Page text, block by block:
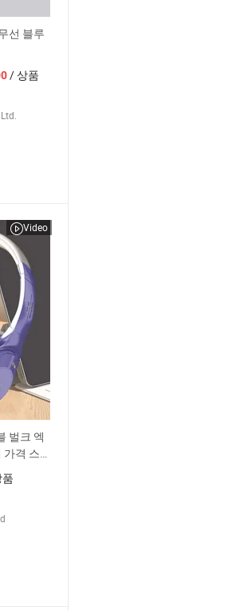
선 블루
/ 상품
Video
벌크 엑
격 스튜
넥밴드